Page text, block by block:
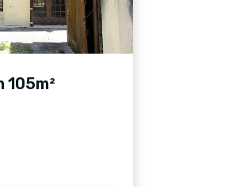
105m²